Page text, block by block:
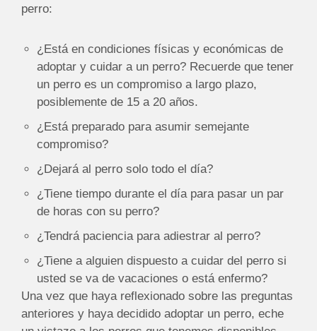
perro:
¿Está en condiciones físicas y económicas de
adoptar y cuidar a un perro? Recuerde que tener
un perro es un compromiso a largo plazo,
posiblemente de 15 a 20 años.
¿Está preparado para asumir semejante
compromiso?
¿Dejará al perro solo todo el día?
¿Tiene tiempo durante el día para pasar un par
de horas con su perro?
¿Tendrá paciencia para adiestrar al perro?
¿Tiene a alguien dispuesto a cuidar del perro si
usted se va de vacaciones o está enfermo?
Una vez que haya reflexionado sobre las preguntas
anteriores y haya decidido adoptar un perro, eche